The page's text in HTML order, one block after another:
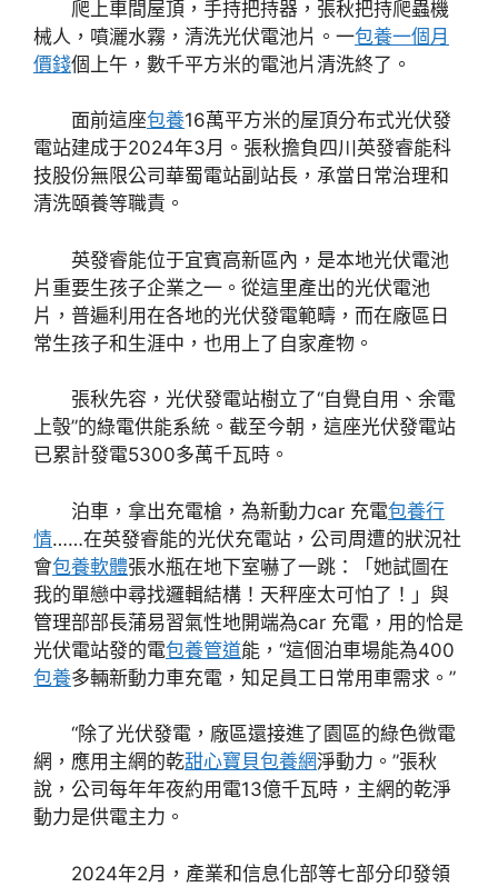
爬上車間屋頂，手持把持器，張秋把持爬蟲機
械人，噴灑水霧，清洗光伏電池片。一包養一個月
價錢個上午，數千平方米的電池片清洗終了。
面前這座包養16萬平方米的屋頂分布式光伏發
電站建成于2024年3月。張秋擔負四川英發睿能科
技股份無限公司華蜀電站副站長，承當日常治理和
清洗頤養等職責。
英發睿能位于宜賓高新區內，是本地光伏電池
片重要生孩子企業之一。從這里產出的光伏電池
片，普遍利用在各地的光伏發電範疇，而在廠區日
常生孩子和生涯中，也用上了自家產物。
張秋先容，光伏發電站樹立了“自覺自用、余電
上彀”的綠電供能系統。截至今朝，這座光伏發電站
已累計發電5300多萬千瓦時。
泊車，拿出充電槍，為新動力car 充電包養行
情……在英發睿能的光伏充電站，公司周遭的狀況社
會包養軟體張水瓶在地下室嚇了一跳：「她試圖在
我的單戀中尋找邏輯結構！天秤座太可怕了！」與
管理部部長蒲易習氣性地開端為car 充電，用的恰是
光伏電站發的電包養管道能，“這個泊車場能為400
包養多輛新動力車充電，知足員工日常用車需求。”
“除了光伏發電，廠區還接進了園區的綠色微電
網，應用主網的乾甜心寶貝包養網淨動力。”張秋
說，公司每年年夜約用電13億千瓦時，主網的乾淨
動力是供電主力。
2024年2月，產業和信息化部等七部分印發領